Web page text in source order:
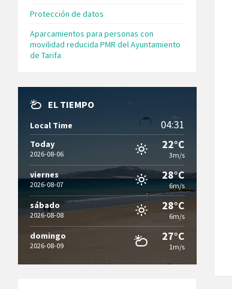
Protección de datos
Aparcamientos para personas con
movilidad reducida PMR del Ayuntamiento
de Tarifa
EL TIEMPO
Local Time 04:31
Today
2026-08-06
22°C
3m/s
viernes
2026-08-07
28°C
6m/s
sábado
2026-08-08
28°C
6m/s
domingo
2026-08-09
27°C
1m/s